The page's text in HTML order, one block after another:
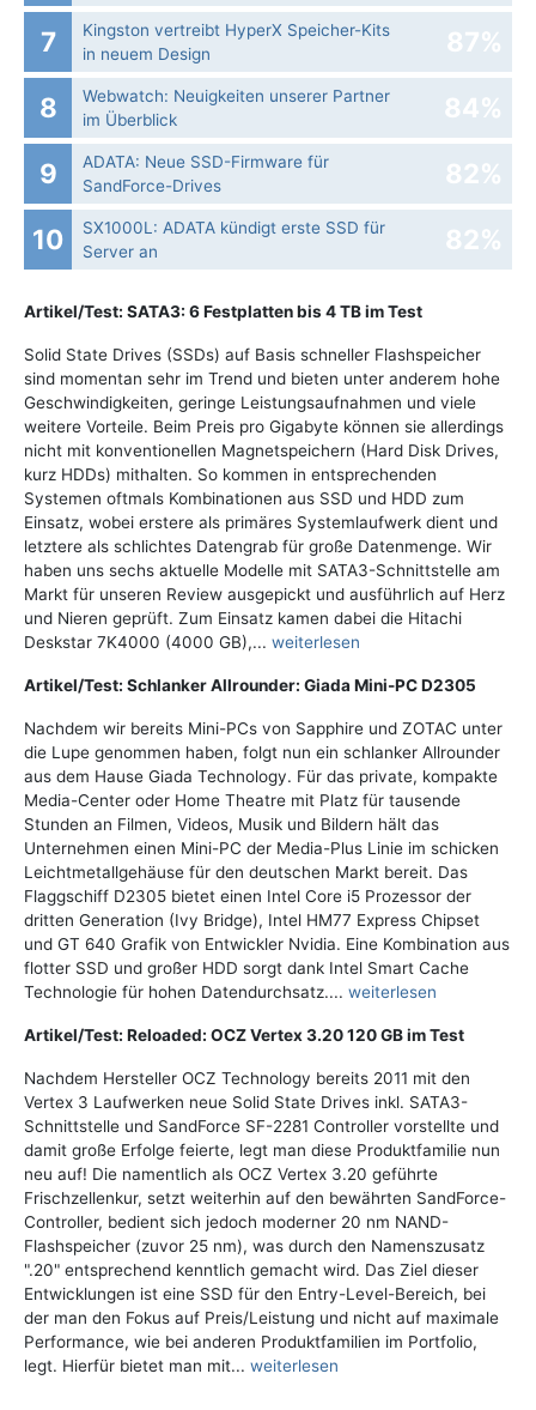
7
Kingston vertreibt HyperX Speicher-Kits
in neuem Design
87%
8
Webwatch: Neuigkeiten unserer Partner
im Überblick
84%
9
ADATA: Neue SSD-Firmware für
SandForce-Drives
82%
10
SX1000L: ADATA kündigt erste SSD für
Server an
82%
Artikel/Test: SATA3: 6 Festplatten bis 4 TB im Test
Solid State Drives (SSDs) auf Basis schneller Flashspeicher
sind momentan sehr im Trend und bieten unter anderem hohe
Geschwindigkeiten, geringe Leistungsaufnahmen und viele
weitere Vorteile. Beim Preis pro Gigabyte können sie allerdings
nicht mit konventionellen Magnetspeichern (Hard Disk Drives,
kurz HDDs) mithalten. So kommen in entsprechenden
Systemen oftmals Kombinationen aus SSD und HDD zum
Einsatz, wobei erstere als primäres Systemlaufwerk dient und
letztere als schlichtes Datengrab für große Datenmenge. Wir
haben uns sechs aktuelle Modelle mit SATA3-Schnittstelle am
Markt für unseren Review ausgepickt und ausführlich auf Herz
und Nieren geprüft. Zum Einsatz kamen dabei die Hitachi
Deskstar 7K4000 (4000 GB),... weiterlesen
Artikel/Test: Schlanker Allrounder: Giada Mini-PC D2305
Nachdem wir bereits Mini-PCs von Sapphire und ZOTAC unter
die Lupe genommen haben, folgt nun ein schlanker Allrounder
aus dem Hause Giada Technology. Für das private, kompakte
Media-Center oder Home Theatre mit Platz für tausende
Stunden an Filmen, Videos, Musik und Bildern hält das
Unternehmen einen Mini-PC der Media-Plus Linie im schicken
Leichtmetallgehäuse für den deutschen Markt bereit. Das
Flaggschiff D2305 bietet einen Intel Core i5 Prozessor der
dritten Generation (Ivy Bridge), Intel HM77 Express Chipset
und GT 640 Grafik von Entwickler Nvidia. Eine Kombination aus
flotter SSD und großer HDD sorgt dank Intel Smart Cache
Technologie für hohen Datendurchsatz.... weiterlesen
Artikel/Test: Reloaded: OCZ Vertex 3.20 120 GB im Test
Nachdem Hersteller OCZ Technology bereits 2011 mit den
Vertex 3 Laufwerken neue Solid State Drives inkl. SATA3-
Schnittstelle und SandForce SF-2281 Controller vorstellte und
damit große Erfolge feierte, legt man diese Produktfamilie nun
neu auf! Die namentlich als OCZ Vertex 3.20 geführte
Frischzellenkur, setzt weiterhin auf den bewährten SandForce-
Controller, bedient sich jedoch moderner 20 nm NAND-
Flashspeicher (zuvor 25 nm), was durch den Namenszusatz
".20" entsprechend kenntlich gemacht wird. Das Ziel dieser
Entwicklungen ist eine SSD für den Entry-Level-Bereich, bei
der man den Fokus auf Preis/Leistung und nicht auf maximale
Performance, wie bei anderen Produktfamilien im Portfolio,
legt. Hierfür bietet man mit... weiterlesen